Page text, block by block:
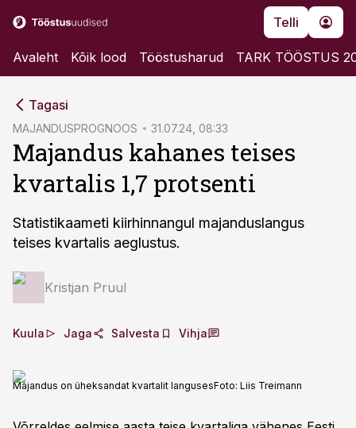
Telli
Avaleht Kõik lood Tööstusharud TARK TÖÖSTUS
Tagasi
MAJANDUSPROGNOOS 31.07.24, 08:33
Majandus kahanes teises
kvartalis 1,7 protsenti
Statistikaameti kiirhinnangul majanduslangus
teises kvartalis aeglustus.
Kristjan Pruul
Kuula Jaga Salvesta Vihja
Majandus on üheksandat kvartalit langusesFoto: Liis Treimann